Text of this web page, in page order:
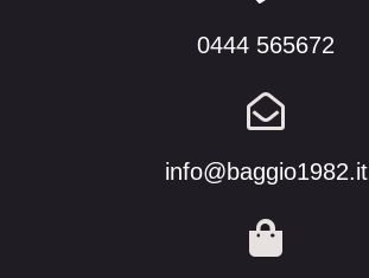
0444 565672
info@baggio1982.it